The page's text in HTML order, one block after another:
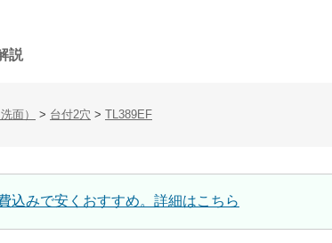
説
面） > 台付2穴 > TL389EF
込みで安くおすすめ。詳細はこちら